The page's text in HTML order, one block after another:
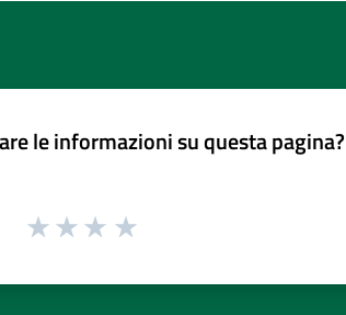
le informazioni su questa pagina?